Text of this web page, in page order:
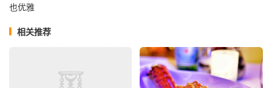
也优雅
相关推荐